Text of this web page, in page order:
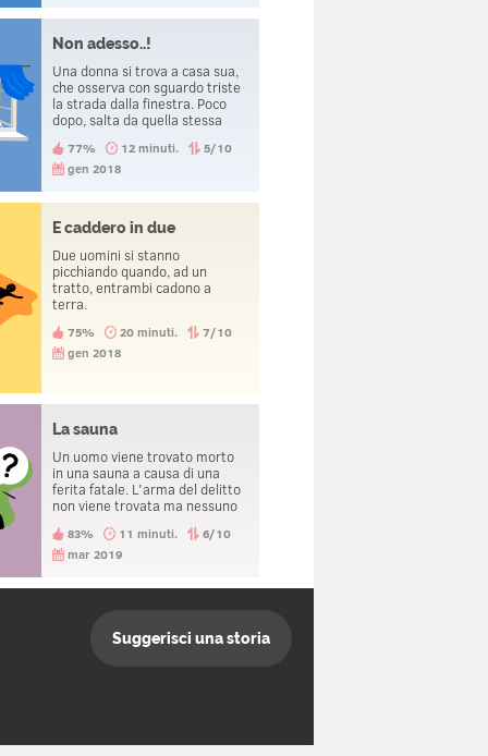
Non adesso..!
Una donna si trova a casa sua,
che osserva con sguardo triste
la strada dalla finestra. Poco
dopo, salta da quella stessa
momento, sente il telefono
squillare e si pente di esser
77% 12 minuti.
5/10
gen 2018
E caddero in due
Due uomini si stanno
picchiando quando, ad un
tratto, entrambi cadono a
terra.
75% 20 minuti.
7/10
gen 2018
La sauna
Un uomo viene trovato morto
in una sauna a causa di una
ferita fatale. L'arma del delitto
non viene trovata ma nessuno
che potesse essere stato usato
come arma.
83% 11 minuti.
6/10
mar 2019
Suggerisci una storia